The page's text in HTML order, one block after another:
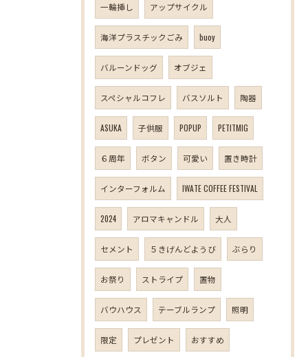
一輪挿し アップサイクル
海洋プラスチックごみ buoy
バルーンドッグ オブジェ
スペシャルコフレ バスソルト 陶器
ASUKA 子供服 POPUP PETITMIG
６周年 ボタン 可愛い 置き時計
インターフォルム IWATE COFFEE FESTIVAL
2024 アロマキャンドル 大人
セメント ５きげんどようび ぶらり
お祭り ストライプ 置物
バウハウス テーブルランプ 照明
限定 プレゼント おすすめ